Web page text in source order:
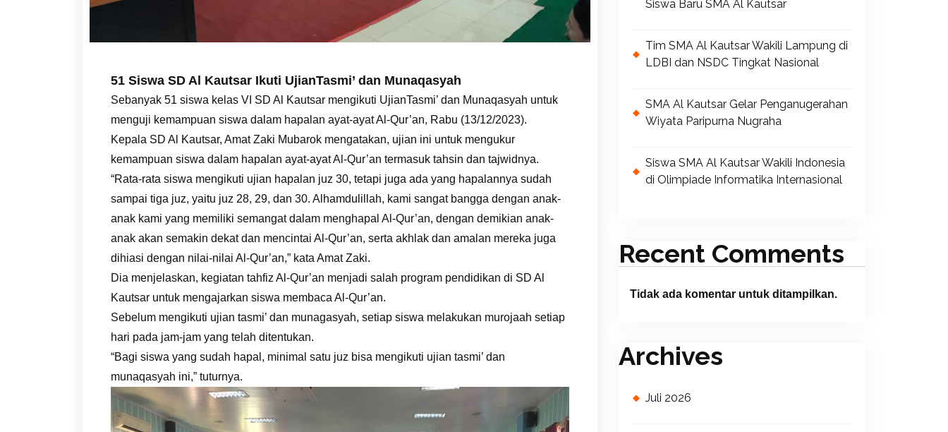
51 Siswa SD Al Kautsar Ikuti UjianTasmi’ dan Munaqasyah
Sebanyak 51 siswa kelas VI SD Al Kautsar mengikuti UjianTasmi’ dan Munaqasyah untuk
menguji kemampuan siswa dalam hapalan ayat-ayat Al-Qur’an, Rabu (13/12/2023).
Kepala SD Al Kautsar, Amat Zaki Mubarok mengatakan, ujian ini untuk mengukur
kemampuan siswa dalam hapalan ayat-ayat Al-Qur’an termasuk tahsin dan tajwidnya.
“Rata-rata siswa mengikuti ujian hapalan juz 30, tetapi juga ada yang hapalannya sudah
sampai tiga juz, yaitu juz 28, 29, dan 30. Alhamdulillah, kami sangat bangga dengan anak-
anak kami yang memiliki semangat dalam menghapal Al-Qur’an, dengan demikian anak-
anak akan semakin dekat dan mencintai Al-Qur’an, serta akhlak dan amalan mereka juga
dihiasi dengan nilai-nilai Al-Qur’an,” kata Amat Zaki.
Dia menjelaskan, kegiatan tahfiz Al-Qur’an menjadi salah program pendidikan di SD Al
Kautsar untuk mengajarkan siswa membaca Al-Qur’an.
Sebelum mengikuti ujian tasmi’ dan munagasyah, setiap siswa melakukan murojaah setiap
hari pada jam-jam yang telah ditentukan.
“Bagi siswa yang sudah hapal, minimal satu juz bisa mengikuti ujian tasmi’ dan
munaqasyah ini,” tuturnya.
Siswa Baru SMA Al Kautsar
Tim SMA Al Kautsar Wakili Lampung di
LDBI dan NSDC Tingkat Nasional
SMA Al Kautsar Gelar Penganugerahan
Wiyata Paripurna Nugraha
Siswa SMA Al Kautsar Wakili Indonesia
di Olimpiade Informatika Internasional
Recent Comments
Tidak ada komentar untuk ditampilkan.
Archives
Juli 2026